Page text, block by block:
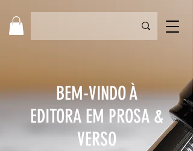
BEM-VINDO À
EDITORA EM PROSA &
VERSO